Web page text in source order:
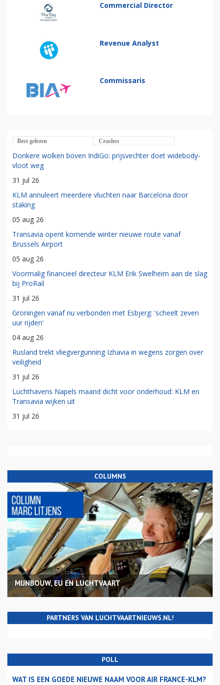
Commercial Director
Revenue Analyst
Commissaris
Best gelezen Crashes
Donkere wolken boven IndiGo: prijsvechter doet widebody-
vloot weg
31 jul 26
KLM annuleert meerdere vluchten naar Barcelona door
staking
05 aug 26
Transavia opent komende winter nieuwe route vanaf
Brussels Airport
05 aug 26
Voormalig financieel directeur KLM Erik Swelheim aan de slag
bij ProRail
31 jul 26
Groningen vanaf nu verbonden met Esbjerg: 'scheelt zeven
uur rijden'
04 aug 26
Rusland trekt vliegvergunning Izhavia in wegens zorgen over
veiligheid
31 jul 26
Luchthavens Napels maand dicht voor onderhoud: KLM en
Transavia wijken uit
31 jul 26
COLUMNS
MIJNBOUW, EU EN LUCHTVAART
PARTNERS VAN LUCHTVAARTNIEUWS.NL!
POLL
WAT IS EEN GOEDE NIEUWE NAAM VOOR AIR FRANCE-KLM?